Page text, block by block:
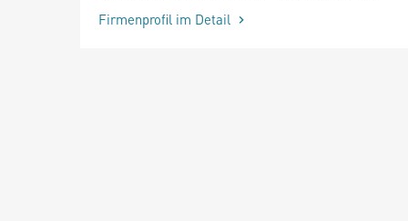
Firmenprofil im Detail